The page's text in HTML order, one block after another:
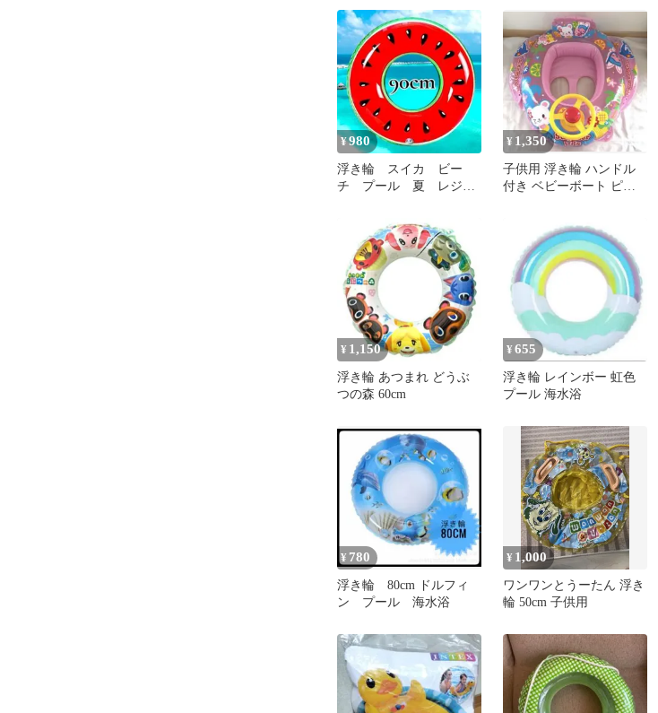
¥980
浮き輪 スイカ ビー
チ プール 夏 レジャ
¥ 1,350
子供用 浮き輪 ハンドル
付き ベビーボート ピン
¥ 1,150
浮き輪 あつまれ どうぶ
つの森 60cm
¥ 655
浮き輪 レインボー 虹色
プール 海水浴
¥ 780
浮き輪 80cm ドルフィ
ン プール 海水浴
¥ 1,000
ワンワンとうーたん 浮き
輪 50cm 子供用